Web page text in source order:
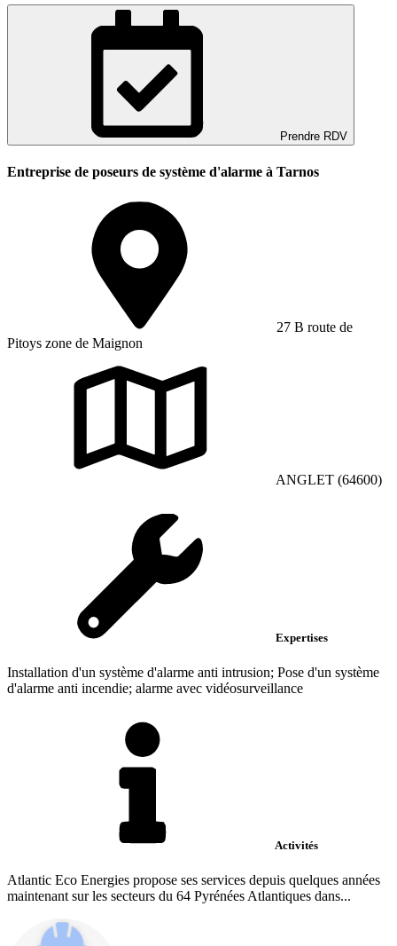
Prendre RDV
Entreprise de poseurs de système d'alarme à Tarnos
27 B route de
Pitoys zone de Maignon
ANGLET (64600)
Expertises
Installation d'un système d'alarme anti intrusion; Pose d'un système
d'alarme anti incendie; alarme avec vidéosurveillance
Activités
Atlantic Eco Energies propose ses services depuis quelques années
maintenant sur les secteurs du 64 Pyrénées Atlantiques dans...